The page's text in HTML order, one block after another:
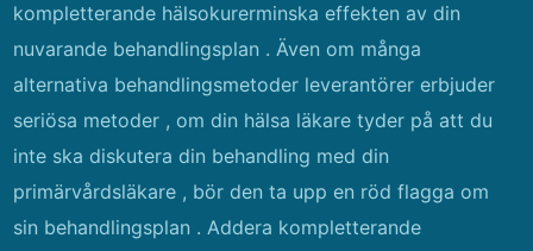
kompletterande hälsokurerminska effekten av din
nuvarande behandlingsplan . Även om många
alternativa behandlingsmetoder leverantörer erbjuder
seriösa metoder , om din hälsa läkare tyder på att du
inte ska diskutera din behandling med din
primärvårdsläkare , bör den ta upp en röd flagga om
sin behandlingsplan . Addera kompletterande